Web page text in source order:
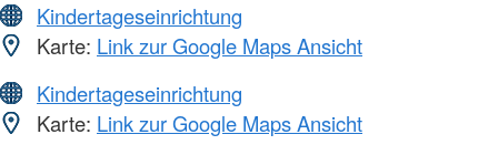
Kindertageseinrichtung
Karte: Link zur Google Maps Ansicht
Kindertageseinrichtung
Karte: Link zur Google Maps Ansicht